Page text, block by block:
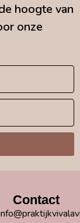
hoogte van
onze
Contact